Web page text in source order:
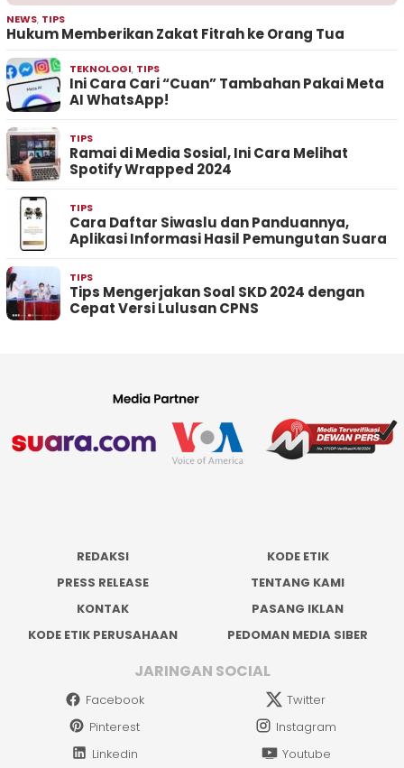
NEWS, TIPS
Hukum Memberikan Zakat Fitrah ke Orang Tua
TEKNOLOGI, TIPS
Ini Cara Cari “Cuan” Tambahan Pakai Meta
AI WhatsApp!
TIPS
Ramai di Media Sosial, Ini Cara Melihat
Spotify Wrapped 2024
TIPS
Cara Daftar Siwaslu dan Panduannya,
Aplikasi Informasi Hasil Pemungutan Suara
TIPS
Tips Mengerjakan Soal SKD 2024 dengan
Cepat Versi Lulusan CPNS
REDAKSI
KODE ETIK
PRESS RELEASE
TENTANG KAMI
KONTAK
PASANG IKLAN
KODE ETIK PERUSAHAAN
PEDOMAN MEDIA SIBER
JARINGAN SOCIAL
Facebook
Twitter
Pinterest
Instagram
Linkedin
Youtube